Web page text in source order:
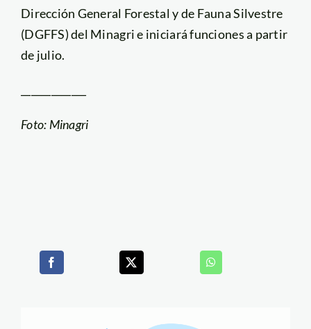
Dirección General Forestal y de Fauna Silvestre
(DGFFS) del Minagri e iniciará funciones a partir
de julio.
Foto: Minagri